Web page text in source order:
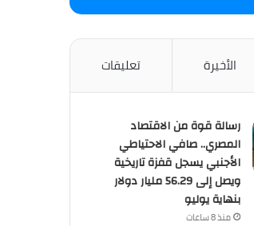
الأخيرة تعليقات
رسالة قوة من الاقتصاد
المصري.. صافي الاحتياطي
الأجنبي يسجل قفزة تاريخية
ويصل إلى 56.29 مليار دولار
بنهاية يوليو
منذ 8 ساعات